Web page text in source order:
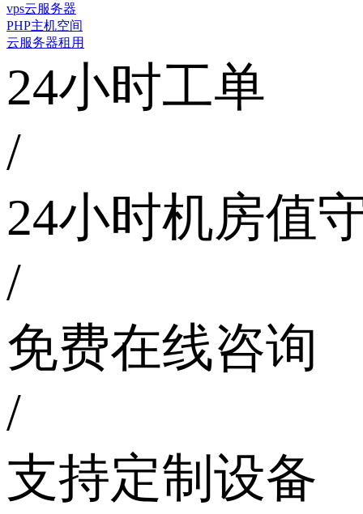
vps云服务器
PHP主机空间
云服务器租用
24小时工单
/
24小时机房值
/
免费在线咨询
/
支持定制设备